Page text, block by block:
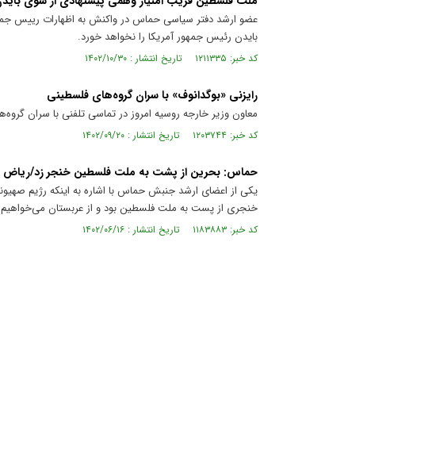
عضو ارشد دفتر سیاسی حماس در واکنش به اظهارات رییس
بایدن رئیس جمهور آمریکا را نخواهد خورد.
کد خبر: ۱۲۱۱۳۳۵ تاریخ انتشار : ۱۴۰۲/۱۰/۳۰
رایزنی «بوگدانوف» با سران گروه‌های فلسطینی
معاون وزیر خارجه روسیه امروز در تماسی تلفنی با سران
کد خبر: ۱۲۰۳۷۴۴ تاریخ انتشار : ۱۴۰۲/۰۹/۲۰
حماس: بحرین از پشت به ملت فلسطین خنجر زد/ریاض
یکی از اعضای ارشد جنبش حماس با اشاره به اینکه رژیم
خنجری از پست به ملت فلسطین بود و از عربستان
کد خبر: ۱۱۸۳۸۸۳ تاریخ انتشار : ۱۴۰۲/۰۶/۱۶